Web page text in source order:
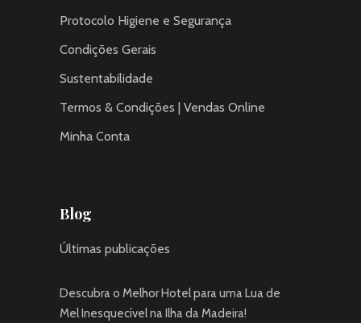
Protocolo Higiene e Segurança
Condições Gerais
Sustentabilidade
Termos & Condições | Vendas Online
Minha Conta
Blog
Últimas publicações
Descubra o Melhor Hotel para uma Lua de
Mel Inesquecível na Ilha da Madeira!